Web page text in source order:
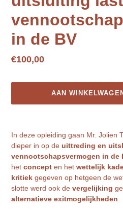
in de BV
Normale
€100,00
AAN
In deze opleiding gaan Mr. Jolien
dieper in op de uittreding en
vennootschapsvermogen in de
het concept en het wettelijk
kritiek gegeven op hetgeen de
slotte werd ook de vergelijking
alternatieve exitmogelijkheden.